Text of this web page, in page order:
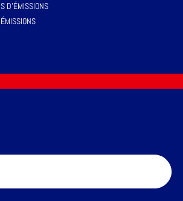
D’ÉMISSIONS